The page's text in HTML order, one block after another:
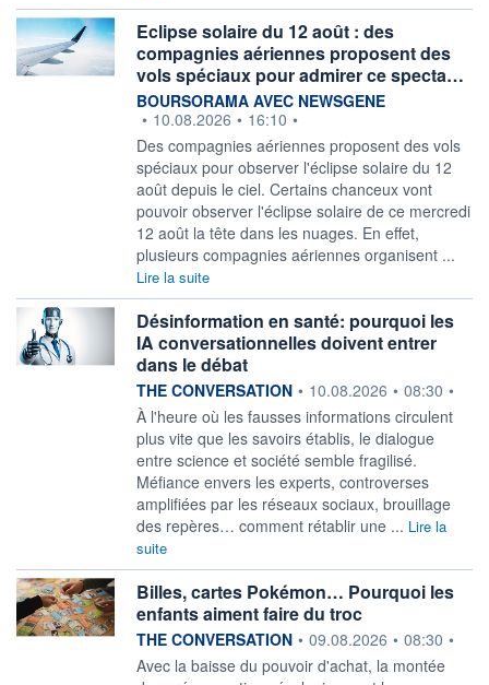
Eclipse solaire du 12 août : des
compagnies aériennes proposent des
vols spéciaux pour admirer ce specta…
information fournie par
BOURSORAMA AVEC NEWSGENE
• 10.08.2026 • 16:10 •
Des compagnies aériennes proposent des vols
spéciaux pour observer l'éclipse solaire du 12
août depuis le ciel. Certains chanceux vont
pouvoir observer l'éclipse solaire de ce mercredi
12 août la tête dans les nuages. En effet,
plusieurs compagnies aériennes organisent ...
Lire la suite
Désinformation en santé: pourquoi les
IA conversationnelles doivent entrer
dans le débat
information fournie par
THE CONVERSATION • 10.08.2026 • 08:30 •
À l'heure où les fausses informations circulent
plus vite que les savoirs établis, le dialogue
entre science et société semble fragilisé.
Méfiance envers les experts, controverses
amplifiées par les réseaux sociaux, brouillage
des repères… comment rétablir une ... Lire la
suite
Billes, cartes Pokémon… Pourquoi les
enfants aiment faire du troc
information fournie par
THE CONVERSATION • 09.08.2026 • 08:30 •
Avec la baisse du pouvoir d'achat, la montée